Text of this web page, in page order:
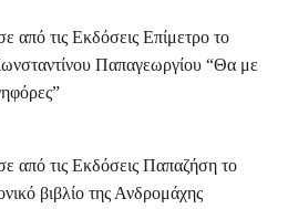
από τις Εκδόσεις Επίμετρο το
Παπαγεωργίου “Θα με
από τις Εκδόσεις Παπαζήση το
βιβλίο της Ανδρομάχης